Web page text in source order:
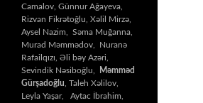
Camalov, Günnur Ağayeva,
Rizvan Fikrətoğlu, Xəlil Mirzə,
Aysel Nazim, Səma Muğanna,
Murad Məmmədov, Nuranə
Rafailqızı, Əli bəy Azəri,
Sevindik Nəsiboğlu,
Məmməd
Gürşadoğlu , Taleh Xəlilov,
Leyla Yaşar, Aytac İbrahim,